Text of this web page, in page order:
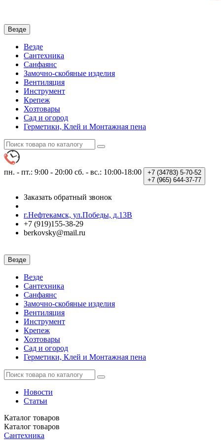
Везде
Везде
Сантехника
Санфаянс
Замочно-скобяные изделия
Вентиляция
Инструмент
Крепеж
Хозтовары
Сад и огород
Герметики, Клей и Монтажная пена
пн. - пт.: 9:00 - 20:00 сб. - вс.: 10:00-18:00 +7 (34783) 5-70-52
+7 (965) 644-37-77
Заказать обратный звонок
г.Нефтекамск, ул.Победы, д.13В
+7 (919)155-38-29
berkovsky@mail.ru
Везде
Везде
Сантехника
Санфаянс
Замочно-скобяные изделия
Вентиляция
Инструмент
Крепеж
Хозтовары
Сад и огород
Герметики, Клей и Монтажная пена
Новости
Статьи
Каталог товаров
Каталог товаров
Сантехника